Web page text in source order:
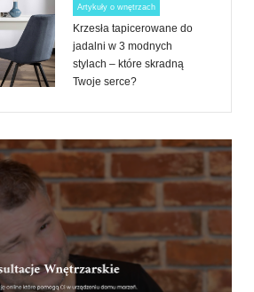
Artykuły o wnętrzach
Krzesła tapicerowane do
jadalni w 3 modnych
stylach – które skradną
Twoje serce?